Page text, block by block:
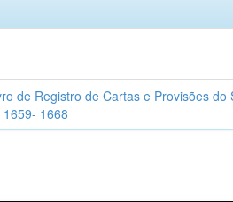
de Registro de Cartas e Provisões
1659- 1668